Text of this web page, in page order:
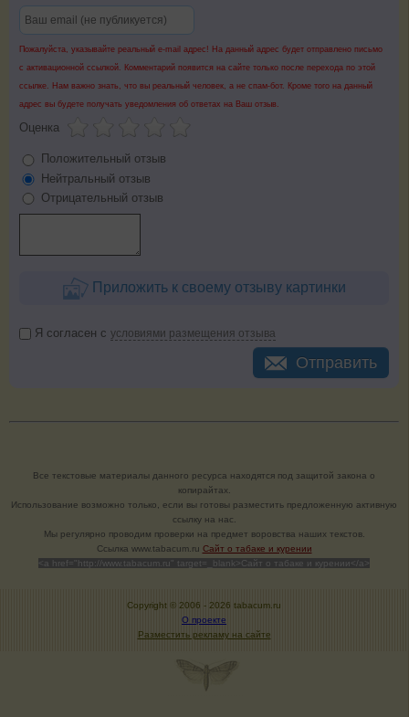
Пожалуйста, указывайте реальный e-mail адрес! На данный адрес будет отправлено письмо
с активационной ссылкой. Комментарий появится на сайте только после перехода по этой
ссылке. Нам важно знать, что вы реальный человек, а не спам-бот. Кроме того на данный
адрес вы будете получать уведомления об ответах на Ваш отзыв.
Оценка
Положительный отзыв
Нейтральный отзыв
Отрицательный отзыв
Приложить к своему отзыву картинки
Я согласен с условиями размещения отзыва
Отправить
Все текстовые материалы данного ресурса находятся под защитой закона о
копирайтах.
Использование возможно только, если вы готовы разместить предложенную активную
ссылку на нас.
Мы регулярно проводим проверки на предмет воровства наших текстов.
Cсылка www.tabacum.ru Сайт о табаке и курении
<a href="http://www.tabacum.ru" target=_blank>Сайт о табаке и курении</a>
Copyright © 2006 - 2026 tabacum.ru
О проекте
Разместить рекламу на сайте